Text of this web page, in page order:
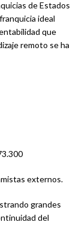
de Estados
ideal
que
remoto se ha
externos.
grandes
del